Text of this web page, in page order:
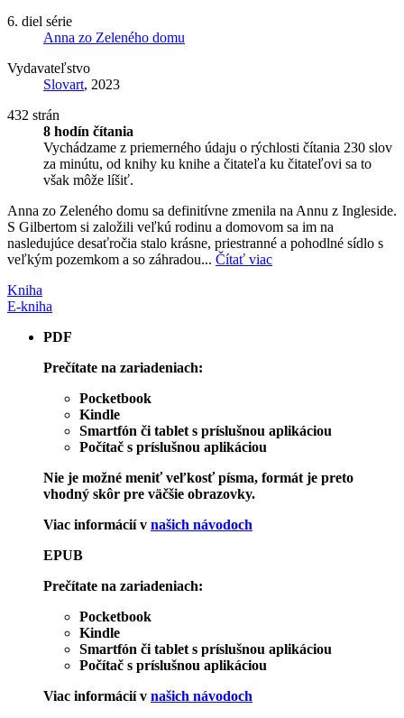
6. diel série
Anna zo Zeleného domu
Vydavateľstvo
Slovart, 2023
432 strán
8 hodín čítania
Vychádzame z priemerného údaju o rýchlosti čítania 230 slov
za minútu, od knihy ku knihe a čitateľa ku čitateľovi sa to
však môže líšiť.
Anna zo Zeleného domu sa definitívne zmenila na Annu z Ingleside.
S Gilbertom si založili veľkú rodinu a domovom sa im na
nasledujúce desaťročia stalo krásne, priestranné a pohodlné sídlo s
veľkým pozemkom a so záhradou... Čítať viac
Kniha
E-kniha
PDF
Prečítate na zariadeniach:
Pocketbook
Kindle
Smartfón či tablet s príslušnou aplikáciou
Počítač s príslušnou aplikáciou
Nie je možné meniť veľkosť písma, formát je preto
vhodný skôr pre väčšie obrazovky.
Viac informácií v našich návodoch
EPUB
Prečítate na zariadeniach:
Pocketbook
Kindle
Smartfón či tablet s príslušnou aplikáciou
Počítač s príslušnou aplikáciou
Viac informácií v našich návodoch